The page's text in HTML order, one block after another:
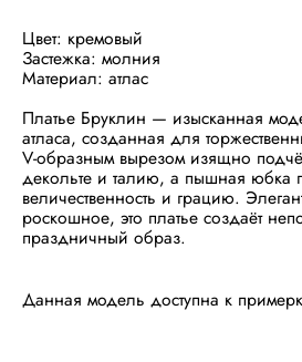
Цвет: кремовый
Застежка: молния
Материал: атлас
Платье Бруклин — изысканная
атласа, созданная для
V-образным вырезом изящно
декольте и талию, а пышная юбка
величественность и грацию.
роскошное, это платье создаёт
праздничный образ.
Данная модель доступна к